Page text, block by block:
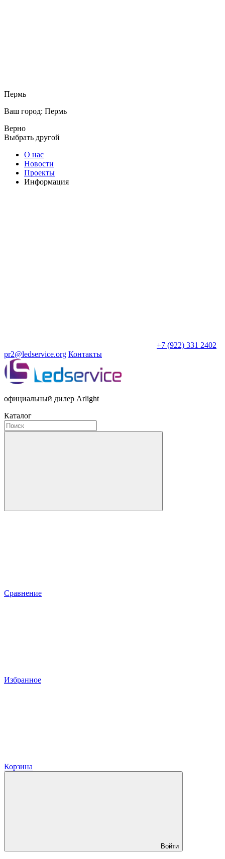
Пермь
Ваш город: Пермь
Верно
Выбрать другой
О нас
Новости
Проекты
Информация
+7 (922) 331 2402
pr2@ledservice.org Контакты
официальный дилер Arlight
Каталог
Сравнение
Избранное
Корзина
Войти